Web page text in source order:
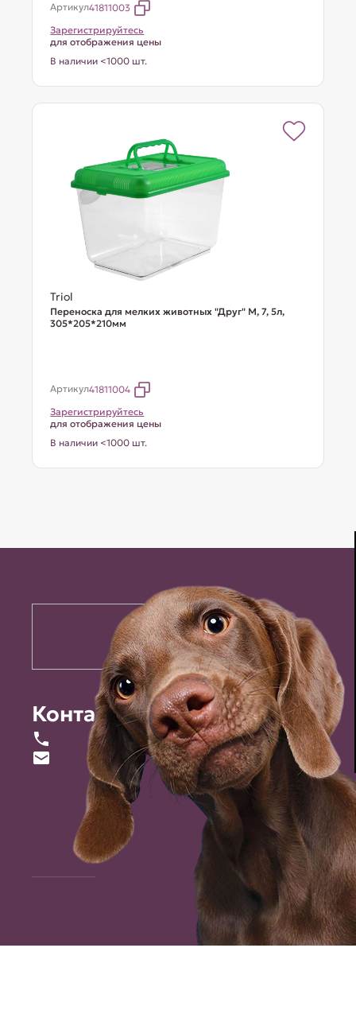
Артикул41811003
Зарегистрируйтесь
для отображения цены
В наличии <1000 шт.
Triol
Переноска для мелких животных "Друг" M, 7, 5л,
305*205*210мм
Артикул41811004
Зарегистрируйтесь
для отображения цены
В наличии <1000 шт.
Контакты